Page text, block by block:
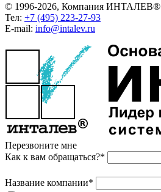
© 1996-2026, Компания ИНТАЛЕВ®
Тел: +7 (495) 223-27-93
E-mail: info@intalev.ru
Перезвоните мне
Как к вам обращаться?*
Название компании*